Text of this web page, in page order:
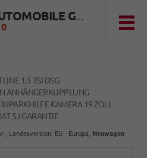
HUBER AUTOMOBILE GMBH
1,5 TSI DSG
ANHÄNGERKUPPLUNG
KAMERA 19 ZOLL
5J GARANTIE
, Landesversion: EU - Europa, Neuwagen